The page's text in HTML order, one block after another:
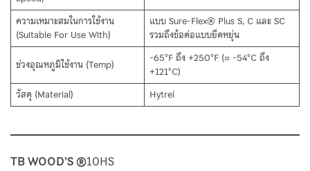
ความเหมาะสมในการใช้งาน
(Suitable For Use With)
แบบ Sure-Flex® Plus S, C และ SC
รวมถึงข้อต่อแบบยืดหยุ่น
ช่วงอุณหภูมิใช้งาน (Temp)
-65°F ถึง +250°F (≈ -54°C ถึง
+121°C)
วัสดุ (Material)
Hytrel
TB WOOD’S ®10HS